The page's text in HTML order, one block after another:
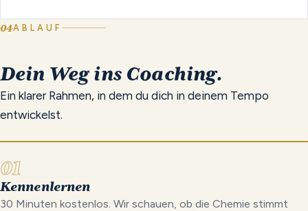
04ABLAUF
Dein Weg ins Coaching.
Ein klarer Rahmen, in dem du dich in deinem Tempo
entwickelst.
01
Kennenlernen
30 Minuten kostenlos. Wir schauen, ob die Chemie stimmt